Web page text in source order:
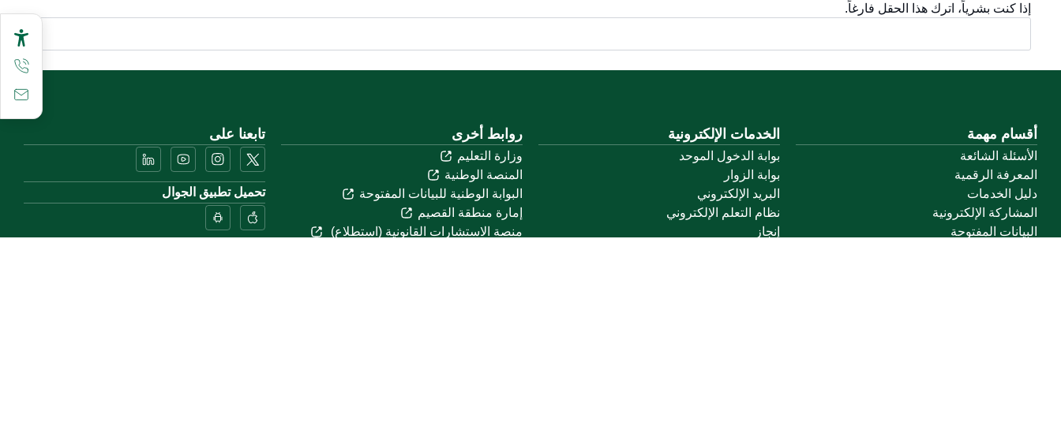
إذا كنت بشرياً، اترك هذا الحقل فارغاً.
أقسام مهمة
الأسئلة الشائعة
المعرفة الرقمية
دليل الخدمات
المشاركة الإلكترونية
البيانات المفتوحة
الخدمات الإلكترونية
بوابة الدخول الموحد
بوابة الزوار
البريد الإلكتروني
نظام التعلم الإلكتروني
إنجاز
روابط أخرى
وزارة التعليم
المنصة الوطنية
البوابة الوطنية للبيانات المفتوحة
إمارة منطقة القصيم
منصة الاستشارات القانونية (استطلاع)
تابعنا على
تحميل تطبيق الجوال